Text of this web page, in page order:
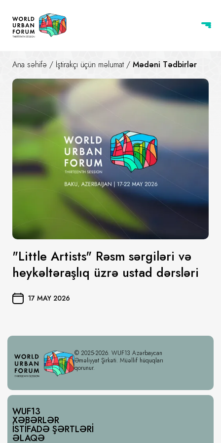
Ana səhifə / İştirakçı üçün məlumat/ Mədəni Tədbirlər
"Little Artists" Rəsm sərgiləri və
heykəltəraşlıq üzrə ustad dərsləri
17 MAY 2026
© 2025-2026. WUF13 Azərbaycan
Əməliyyat Şirkəti. Müəllif hüquqları
qorunur.
WUF13
XƏBƏRLƏR
İSTIFADƏ ŞƏRTLƏRI
ƏLAQƏ